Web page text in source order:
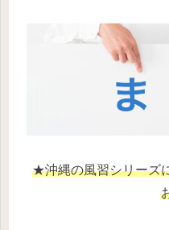
★沖縄の風習シリーズ